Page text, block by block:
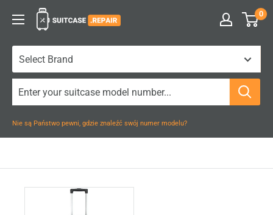
Suitcase.Repair 0
Nie są Państwo pewni, gdzie znaleźć swój numer modelu?